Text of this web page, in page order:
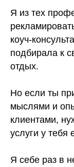
Я из тех
коуч-
подбирала к
отдых.
Но если ты
мыслями и
клиентами,
услуги у тебя
Я себе раз в